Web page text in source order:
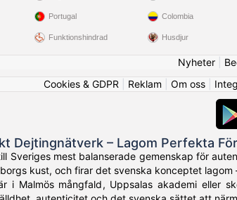
Portugal
Funktionshindrad
Colombia
Husdjur
Nyheter|
Cookies & GDPR
Reklam Om oss
Dejtingnätverk – Lagom Perfekta
Sveriges mest balanserade gemenskap för
kust, och firar det svenska konceptet lagom
i Malmös mångfald, Uppsalas akademi eller